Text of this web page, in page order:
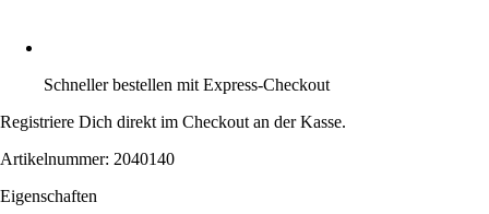
Schneller bestellen mit Express-Checkout
Registriere Dich direkt im Checkout an der Kasse.
Artikelnummer: 2040140
Eigenschaften